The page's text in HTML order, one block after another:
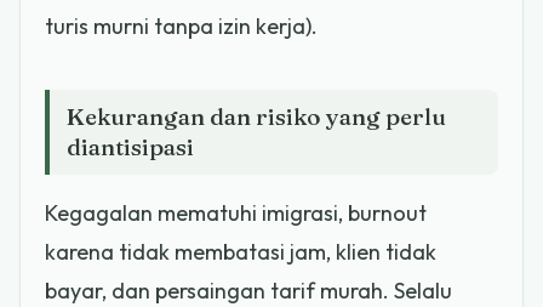
turis murni tanpa izin kerja).
Kekurangan dan risiko yang perlu
diantisipasi
Kegagalan mematuhi imigrasi, burnout
karena tidak membatasi jam, klien tidak
bayar, dan persaingan tarif murah. Selalu